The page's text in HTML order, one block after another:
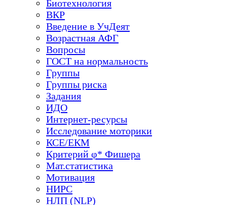
Биотехнология
ВКР
Введение в УчДеят
Возрастная АФГ
Вопросы
ГОСТ на нормальность
Группы
Группы риска
Задания
ИДО
Интернет-ресурсы
Исследование моторики
КСЕ/ЕКМ
Критерий φ* Фишера
Мат.статистика
Мотивация
НИРС
НЛП (NLP)